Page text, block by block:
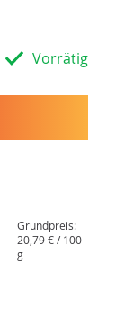
Vorrätig
Grundpreis:
20,79 € / 100
g